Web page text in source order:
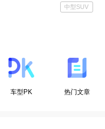
中型SUV
车型PK 热门文章